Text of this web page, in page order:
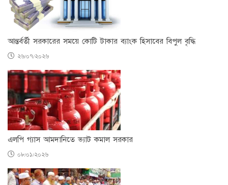
আন্তর্বর্তী সরকারের সময়ে কোটি টাকার ব্যাংক হিসাবের বিপুল বৃদ্ধি
২৬/০৭/২০২৬
এলপি গ্যাস আমদানিতে ভ্যাট কমাল সরকার
০৮/০১/২০২৬